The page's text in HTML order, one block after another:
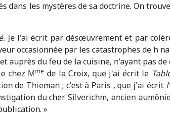
dans les mystères de sa doctrine. On
Je l'ai écrit par désœuvrement et par
occasionnée par les catastrophes de h
auprès du feu de la cuisine, n'ayant pas
chez Mme de la Croix, que j'ai écrit le
de Thieman ; c'est à Paris , que j'ai écrit
du cher Silverichm, ancien
»